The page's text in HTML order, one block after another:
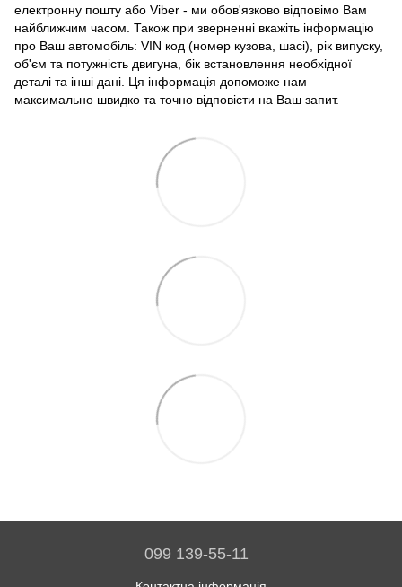
електронну пошту або Viber - ми обов'язково відповімо Вам
найближчим часом. Також при зверненні вкажіть інформацію
про Ваш автомобіль: VIN код (номер кузова, шасі), рік випуску,
об'єм та потужність двигуна, бік встановлення необхідної
деталі та інші дані. Ця інформація допоможе нам
максимально швидко та точно відповісти на Ваш запит.
099 139-55-11